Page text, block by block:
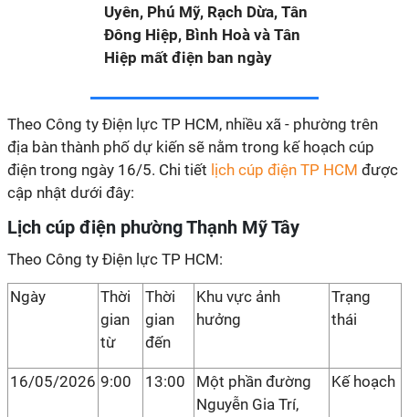
Uyên, Phú Mỹ, Rạch Dừa, Tân
Đông Hiệp, Bình Hoà và Tân
Hiệp mất điện ban ngày
Theo Công ty Điện lực TP HCM, nhiều xã - phường trên
địa bàn thành phố dự kiến sẽ nằm trong kế hoạch cúp
điện trong ngày 16/5. Chi tiết lịch cúp điện TP HCM được
cập nhật dưới đây:
Lịch cúp điện phường Thạnh Mỹ Tây
Theo Công ty Điện lực TP HCM:
Ngày
Thời
gian
từ
Thời
gian
đến
Khu vực ảnh
hưởng
Trạng
thái
16/05/2026 9:00 13:00
Một phần đường
Nguyễn Gia Trí,
Kế hoạch